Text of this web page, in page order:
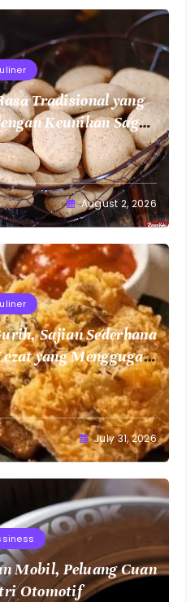
Tradisional yang
Keunikan Sagu
August 2, 2026
Sajian Sederhana
yang Menggugah
July 31, 2026
Mobil, Peluang Cuan
Otomotif